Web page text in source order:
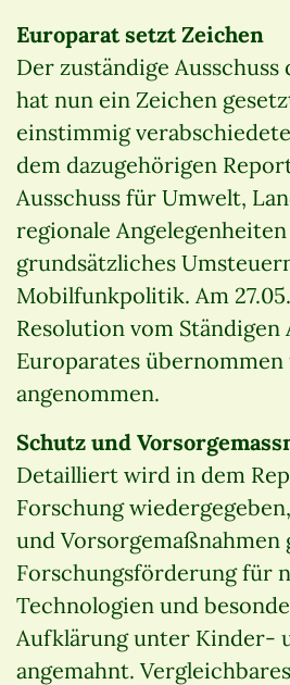
Europarat setzt Zeichen
Der zuständige Ausschuss
hat nun ein Zeichen
einstimmig
dem dazugehörigen
Ausschuss für Umwelt,
regionale Angelegenheiten
grundsätzliches
Mobilfunkpolitik. Am
Resolution vom Ständigen
Europarates übernommen
angenommen.
Schutz und
Detailliert wird in dem
Forschung
und
Forschungsförderung für
Technologien und
Aufklärung unter Kinder-
angemahnt.